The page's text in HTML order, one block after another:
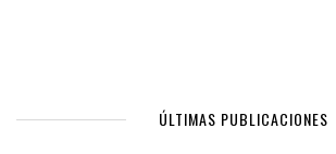
ÚLTIMAS PUBLICACIONES